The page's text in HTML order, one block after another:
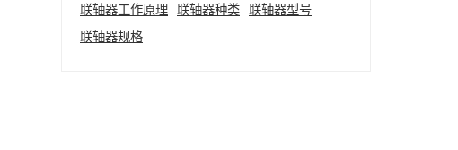
联轴器工作原理 联轴器种类
联轴器型号
联轴器规格